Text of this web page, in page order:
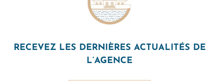
RECEVEZ LES DERNIÈRES ACTUALITÉS DE
L’AGENCE